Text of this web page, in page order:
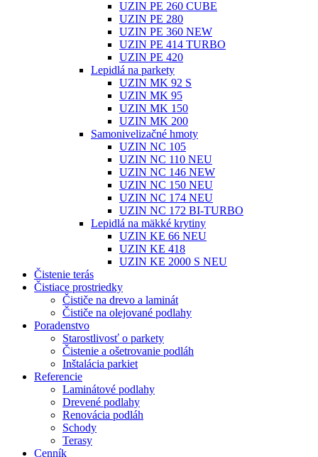
UZIN PE 260 CUBE
UZIN PE 280
UZIN PE 360 NEW
UZIN PE 414 TURBO
UZIN PE 420
Lepidlá na parkety
UZIN MK 92 S
UZIN MK 95
UZIN MK 150
UZIN MK 200
Samonivelizačné hmoty
UZIN NC 105
UZIN NC 110 NEU
UZIN NC 146 NEW
UZIN NC 150 NEU
UZIN NC 174 NEU
UZIN NC 172 BI-TURBO
Lepidlá na mäkké krytiny
UZIN KE 66 NEU
UZIN KE 418
UZIN KE 2000 S NEU
Čistenie terás
Čistiace prostriedky
Čističe na drevo a laminát
Čističe na olejované podlahy
Poradenstvo
Starostlivosť o parkety
Čistenie a ošetrovanie podláh
Inštalácia parkiet
Referencie
Laminátové podlahy
Drevené podlahy
Renovácia podláh
Schody
Terasy
Cenník